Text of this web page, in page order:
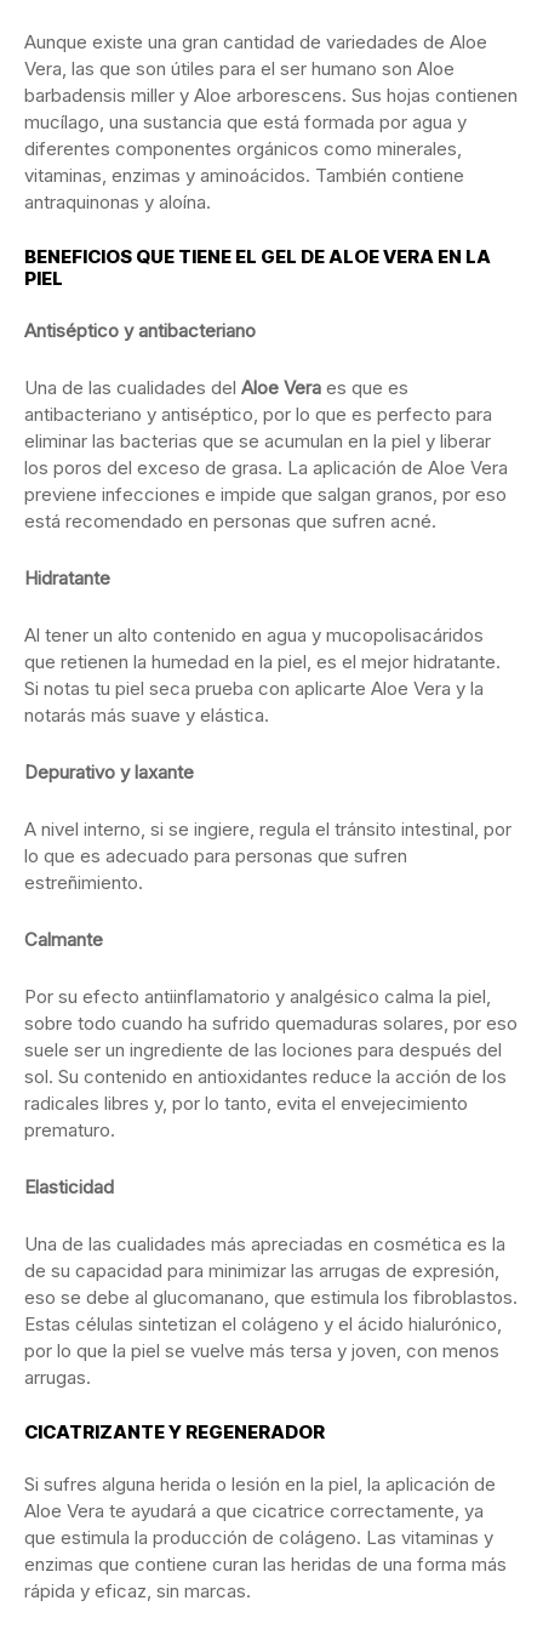
Aunque existe una gran cantidad de variedades de Aloe
Vera, las que son útiles para el ser humano son Aloe
barbadensis miller y Aloe arborescens. Sus hojas contienen
mucílago, una sustancia que está formada por agua y
diferentes componentes orgánicos como minerales,
vitaminas, enzimas y aminoácidos. También contiene
antraquinonas y aloína.
BENEFICIOS QUE TIENE EL GEL DE ALOE VERA EN LA
PIEL
Antiséptico y antibacteriano
Una de las cualidades del Aloe Vera es que es
antibacteriano y antiséptico, por lo que es perfecto para
eliminar las bacterias que se acumulan en la piel y liberar
los poros del exceso de grasa. La aplicación de Aloe Vera
previene infecciones e impide que salgan granos, por eso
está recomendado en personas que sufren acné.
Hidratante
Al tener un alto contenido en agua y mucopolisacáridos
que retienen la humedad en la piel, es el mejor hidratante.
Si notas tu piel seca prueba con aplicarte Aloe Vera y la
notarás más suave y elástica.
Depurativo y laxante
A nivel interno, si se ingiere, regula el tránsito intestinal, por
lo que es adecuado para personas que sufren
estreñimiento.
Calmante
Por su efecto antiinflamatorio y analgésico calma la piel,
sobre todo cuando ha sufrido quemaduras solares, por eso
suele ser un ingrediente de las lociones para después del
sol. Su contenido en antioxidantes reduce la acción de los
radicales libres y, por lo tanto, evita el envejecimiento
prematuro.
Elasticidad
Una de las cualidades más apreciadas en cosmética es la
de su capacidad para minimizar las arrugas de expresión,
eso se debe al glucomanano, que estimula los fibroblastos.
Estas células sintetizan el colágeno y el ácido hialurónico,
por lo que la piel se vuelve más tersa y joven, con menos
arrugas.
CICATRIZANTE Y REGENERADOR
Si sufres alguna herida o lesión en la piel, la aplicación de
Aloe Vera te ayudará a que cicatrice correctamente, ya
que estimula la producción de colágeno. Las vitaminas y
enzimas que contiene curan las heridas de una forma más
rápida y eficaz, sin marcas.